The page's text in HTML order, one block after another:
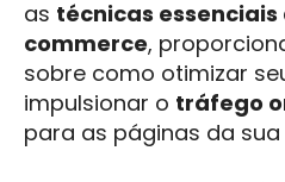
as técnicas essenciais
commerce,
sobre como otimizar
impulsionar o tráfego
para as páginas da sua